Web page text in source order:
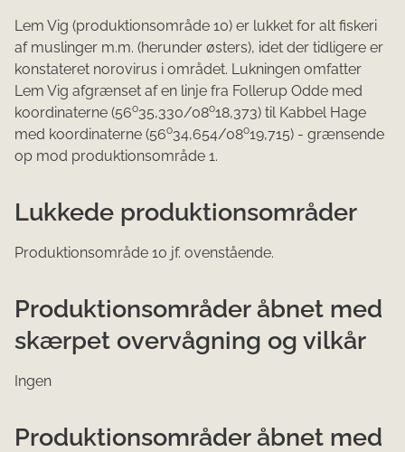
Lem Vig (produktionsområde 10) er lukket for alt fiskeri
af muslinger m.m. (herunder østers), idet der tidligere er
konstateret norovirus i området. Lukningen omfatter
Lem Vig afgrænset af en linje fra Follerup Odde med
koordinaterne (56o35,330/08o18,373) til Kabbel Hage
med koordinaterne (56o34,654/08o19,715) - grænsende
op mod produktionsområde 1.
Lukkede produktionsområder
Produktionsområde 10 jf. ovenstående.
Produktionsområder åbnet med
skærpet overvågning og vilkår
Ingen
Produktionsområder åbnet med